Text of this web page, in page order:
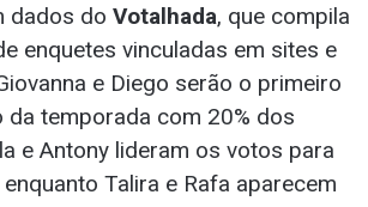
dados do Votalhada, que compila
enquetes vinculadas em sites e
e Diego serão o primeiro
da temporada com 20% dos
e Antony lideram os votos para
Talira e Rafa aparecem